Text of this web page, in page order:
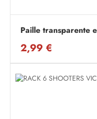
Paille transparente
2,99 €